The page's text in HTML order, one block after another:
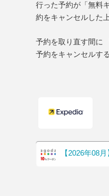
行った予約が「無料
約をキャンセルした
予約を取り直す間に
予約をキャンセルす
【2026年08